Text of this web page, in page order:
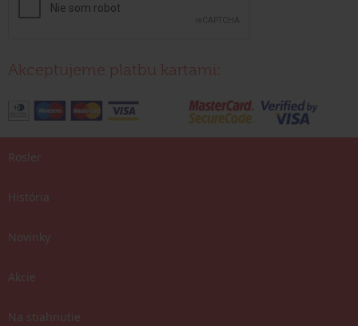
Akceptujeme platbu kartami:
Rosler
História
Novinky
Akcie
Na stiahnutie